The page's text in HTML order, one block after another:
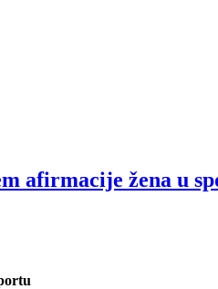
afirmacije žena u